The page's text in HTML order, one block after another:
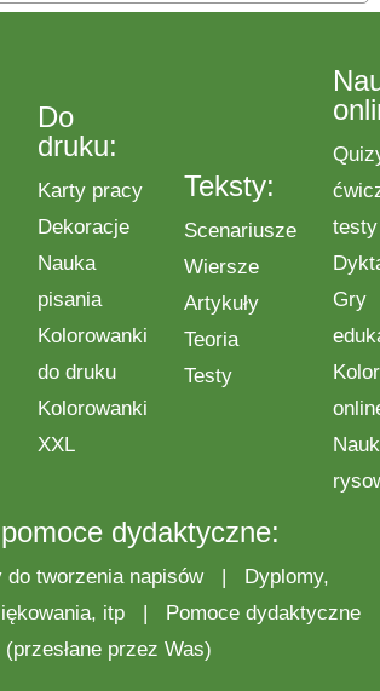
Do
druku:
Karty pracy
Dekoracje
Nauka
pisania
Kolorowanki
do druku
Kolorowanki
XXL
Teksty:
Scenariusze
Wiersze
Artykuły
Teoria
Testy
testy
Gry
dydaktyczne:
do tworzenia napisów|
Dyplomy,
itp|
Pomoce dydaktyczne
(przesłane przez Was)